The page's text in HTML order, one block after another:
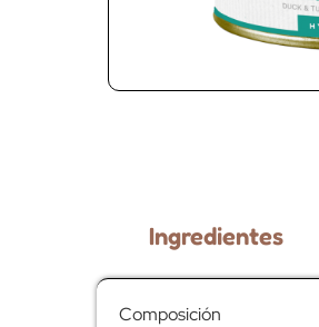
Ingredientes
Composición